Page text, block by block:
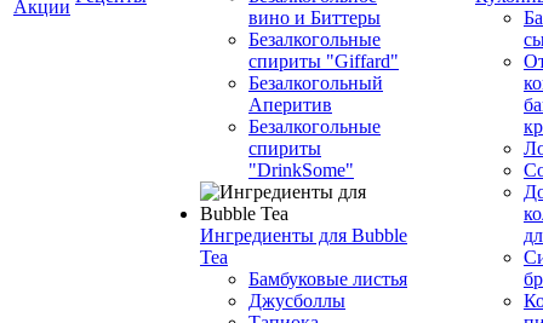
Акции
вино и Биттеры
Безалкогольные
спириты "Giffard"
Безалкогольный
Аперитив
Безалкогольные
спириты
"DrinkSome"
Ингредиенты для Bubble
Tea
Бамбуковые листья
Джусболлы